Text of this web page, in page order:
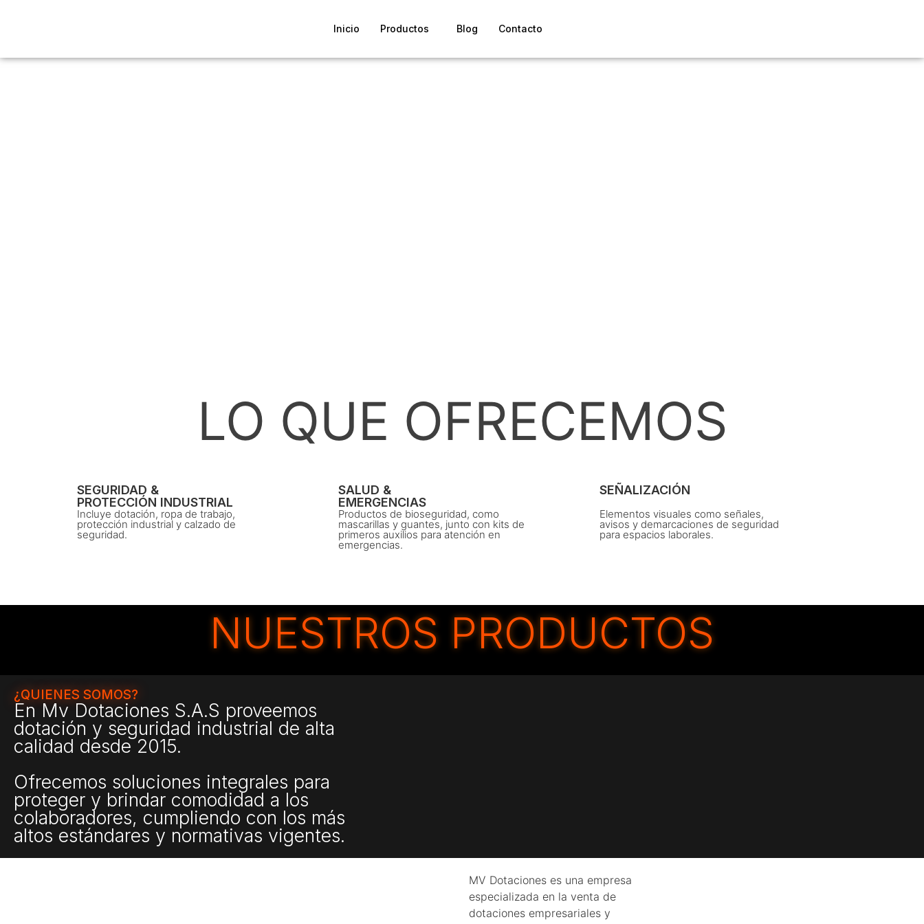
Inicio Productos Blog Contacto
LO QUE OFRECEMOS
SEGURIDAD &
PROTECCIÓN INDUSTRIAL
Incluye dotación, ropa de trabajo,
protección industrial y calzado de
seguridad.
SALUD &
EMERGENCIAS
Productos de bioseguridad, como
mascarillas y guantes, junto con kits de
primeros auxilios para atención en
emergencias.
SEÑALIZACIÓN
Elementos visuales como señales,
avisos y demarcaciones de seguridad
para espacios laborales.
NUESTROS PRODUCTOS
¿QUIENES SOMOS?
En Mv Dotaciones S.A.S proveemos
dotación y seguridad industrial de alta
calidad desde 2015.
Ofrecemos soluciones integrales para
proteger y brindar comodidad a los
colaboradores, cumpliendo con los más
altos estándares y normativas vigentes.
MV Dotaciones es una empresa
especializada en la venta de
dotaciones empresariales y